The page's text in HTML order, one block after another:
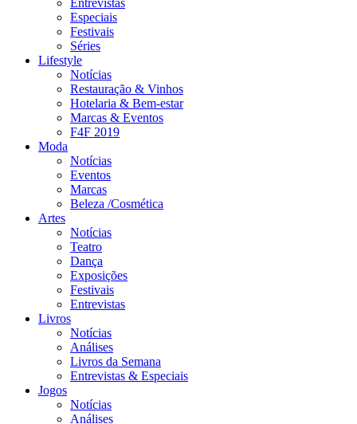
Especiais
Festivais
Séries
Lifestyle
Notícias
Restauração & Vinhos
Hotelaria & Bem-estar
Marcas & Eventos
F4F 2019
Moda
Notícias
Eventos
Marcas
Beleza /Cosmética
Artes
Notícias
Teatro
Dança
Exposições
Festivais
Entrevistas
Livros
Notícias
Análises
Livros da Semana
Entrevistas & Especiais
Jogos
Notícias
Análises